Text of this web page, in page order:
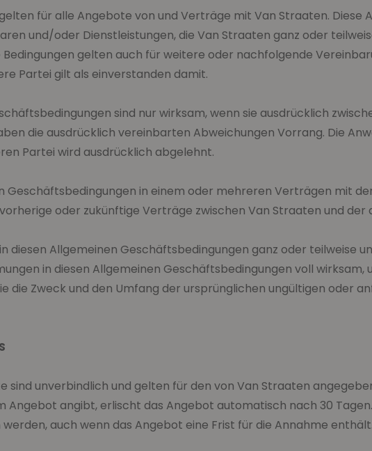
für alle Angebote von und Verträge mit Van Straaten. Diese
und/oder Dienstleistungen, die Van Straaten ganz oder
gelten auch für weitere oder nachfolgende
Partei gilt als einverstanden damit.
sind nur wirksam, wenn sie ausdrücklich
die ausdrücklich vereinbarten Abweichungen Vorrang. Die
Partei wird ausdrücklich abgelehnt.
Geschäftsbedingungen in einem oder mehreren Verträgen mit
oder zukünftige Verträge zwischen Van Straaten und der
diesen Allgemeinen Geschäftsbedingungen ganz oder teilweise
in diesen Allgemeinen Geschäftsbedingungen voll wirksam,
die Zweck und den Umfang der ursprünglichen ungültigen oder
sind unverbindlich und gelten für den von Van Straaten
Angebot angibt, erlischt das Angebot automatisch nach 30
auch wenn das Angebot eine Frist für die Annahme